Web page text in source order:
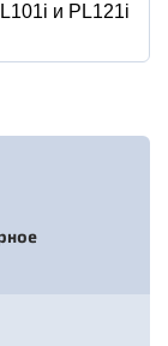
и PL121i